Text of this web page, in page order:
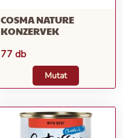
COSMA NATURE
KONZERVEK
77 db
Mutat